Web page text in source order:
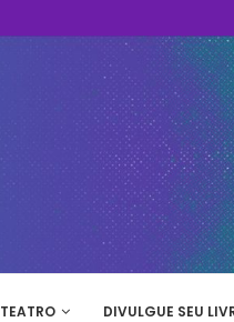
TEATRO DIVULGUE SEU